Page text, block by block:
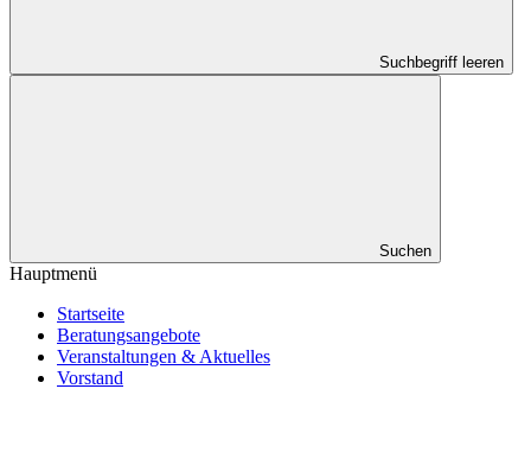
Suchbegriff leeren
Suchen
Hauptmenü
Startseite
Beratungsangebote
Veranstaltungen & Aktuelles
Vorstand